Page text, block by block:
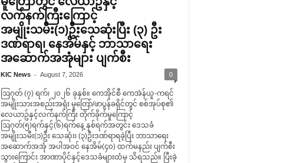
လက်နက်ကြီးကြောင့်
အမျိုးသမီး(၁)ဦးသေဆုံးပြီး (၃) ဦး
ဒဏ်ရာရ၊ နေအိမ်နှင့် ဘာသာရေး
အဆောက်အအုံများ ပျက်စီး
KIC News - August 7, 2026 0
ဩဂုတ် (၇) ရက်၊ ၂၀၂၆ ခုနှစ်။ ကေအိုင်စီ ကေအဲန်ယူ-ကရင်
အမျိုးသားအစည်းအရုံး မူတြော်/ဖာပွန်ခရိုင်တွင် စစ်အုပ်စု၏
လေယာဥ်နှင့်လက်နက်ကြီး တိုက်ခိုက်မှုကြောင့်
ဩဂုတ်(၅)ရက်နှင့်(၆)ရက်နေ့ နှစ်ရက်အတွင်း ဒေသခံ
အမျိုးသမီး(၁)ဦး သေဆုံး၊ (၃)ဦးဒဏ်ရာရခဲ့ပြီး ဘာသာရေး
အဆောက်အအုံ အပါအဝင် နေအိမ်(၄၀) ထက်မနည်း ပျက်စီး
သွားကြောင်း အာဏာပိုင်နှင့်ဒေသခံများထံမှ သိရသည်။ ပြီးခဲ့